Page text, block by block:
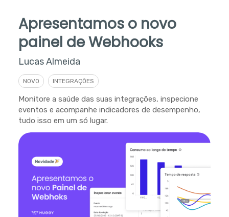
Apresentamos o novo
painel de Webhooks
Lucas Almeida
NOVO INTEGRAÇÕES
Monitore a saúde das suas integrações, inspecione
eventos e acompanhe indicadores de desempenho,
tudo isso em um só lugar.